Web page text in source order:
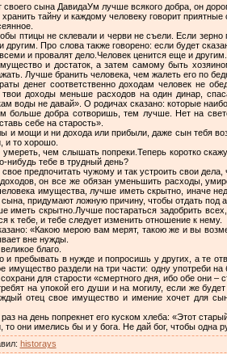
своего сына ДавидаУм лучше всякого добра, он
тайну и каждому человеку говорит
птицы не склевали и черви не съели. Если
другим. Про слова также говорено: если будет
и провалят дело.Человек ценится еще и другим.
и достаток, а затем самому быть
Лучше бранить человека, чем жалеть его по
денег соответственно доходам человек не
доходы меньше расходов на один динар,
воды не давай». О родичах сказано: которые
добра сотворишь, тем лучше. Нет на
себе на старость».
и мощи и ни дохода или прибыли, даже сын тебя
и то хорошо.
чем слышать попреки.Теперь коротко
нибудь тебе в трудный день?
предпочитать чужому и так устроить свои
он все же обязан уменьшить расходы,
имущества, лучше иметь скрытно, иначе
сына, придумают ложную причину, чтобы отдать под
иметь скрытно.Лучше постараться задобрить
к тебе, и тебе следует изменить отношение к нему.
«Какою мерою вам мерят, такою же и вы
вне нужды.
благо.
пребывать в нужде и попросишь у других, а те
имущество раздели на три части: одну употреби
для старости «смертного дня, ибо обе они –
на упокой его души и на могилу, если же
отец свое имущество и имение хочет для
на день попрекнет его куском хлеба: «Этот
они имелись бы и у бога. Не дай бог, чтобы одна
: historays